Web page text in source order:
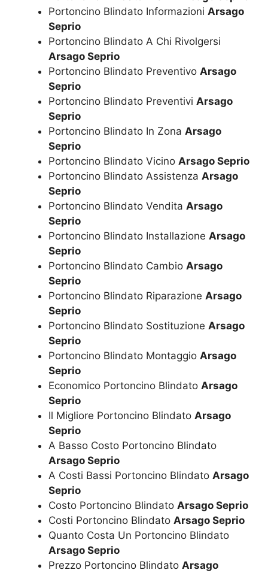
Portoncino Blindato Informazioni Arsago
Seprio
Portoncino Blindato A Chi Rivolgersi
Arsago Seprio
Portoncino Blindato Preventivo Arsago
Seprio
Portoncino Blindato Preventivi Arsago
Seprio
Portoncino Blindato In Zona Arsago
Seprio
Portoncino Blindato Vicino Arsago Seprio
Portoncino Blindato Assistenza Arsago
Seprio
Portoncino Blindato Vendita Arsago
Seprio
Portoncino Blindato Installazione Arsago
Seprio
Portoncino Blindato Cambio Arsago
Seprio
Portoncino Blindato Riparazione Arsago
Seprio
Portoncino Blindato Sostituzione Arsago
Seprio
Portoncino Blindato Montaggio Arsago
Seprio
Economico Portoncino Blindato Arsago
Seprio
Il Migliore Portoncino Blindato Arsago
Seprio
A Basso Costo Portoncino Blindato
Arsago Seprio
A Costi Bassi Portoncino Blindato Arsago
Seprio
Costo Portoncino Blindato Arsago Seprio
Costi Portoncino Blindato Arsago Seprio
Quanto Costa Un Portoncino Blindato
Arsago Seprio
Prezzo Portoncino Blindato Arsago